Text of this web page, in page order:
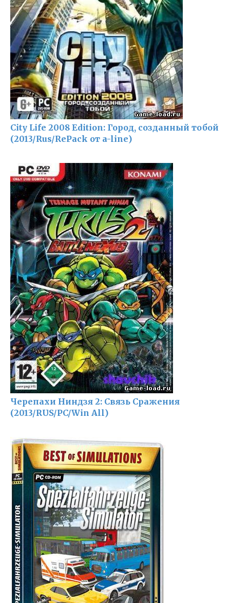
City Life 2008 Edition: Город, созданный тобой
(2013/Rus/RePack от a-line)
Черепахи Ниндзя 2: Связь Сражения
(2013/RUS/PC/Win All)